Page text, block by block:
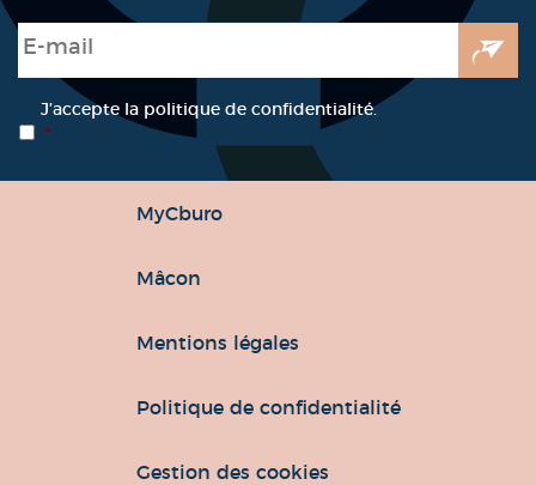
E-mail
RGPD *
J’accepte la politique de confidentialité.
*
MyCburo
Mâcon
Mentions légales
Politique de confidentialité
Gestion des cookies